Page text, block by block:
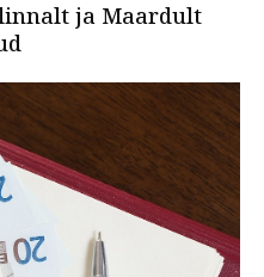
ja Maardult